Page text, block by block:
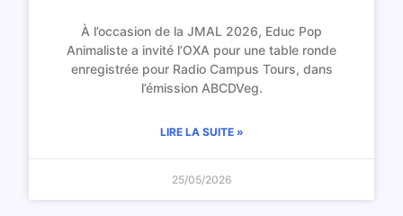
À l’occasion de la JMAL 2026, Educ Pop
Animaliste a invité l’OXA pour une table ronde
enregistrée pour Radio Campus Tours, dans
l’émission ABCDVeg.
LIRE LA SUITE »
25/05/2026